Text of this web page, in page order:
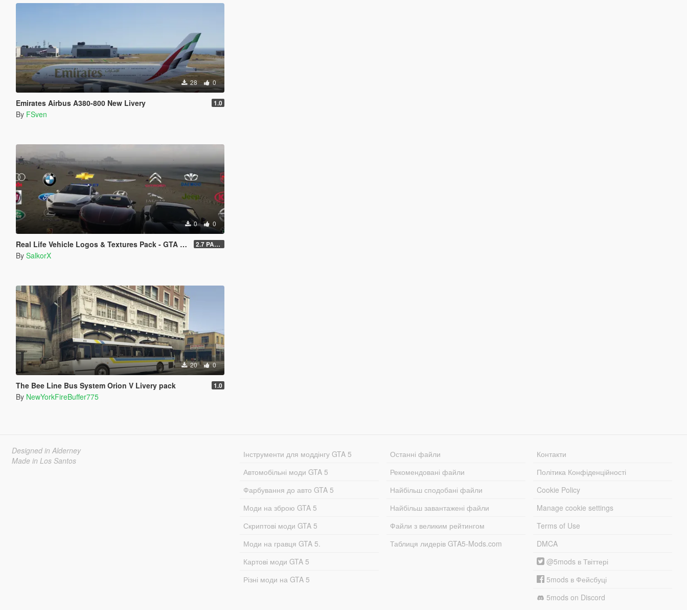
28 0
Emirates Airbus A380-800 New Livery 1.0
By FSven
0 0
Real Life Vehicle Logos & Textures Pack - GTA V Enhanced 2.7 PART 4
By SalkorX
20 0
The Bee Line Bus System Orion V Livery pack 1.0
By NewYorkFireBuffer775
Designed in Alderney
Made in Los Santos
Інструменти для моддінгу GTA 5
Автомобільні моди GTA 5
Фарбування до авто GTA 5
Моди на зброю GTA 5
Скриптові моди GTA 5
Моди на гравця GTA 5.
Картові моди GTA 5
Різні моди на GTA 5
Останні файли
Рекомендовані файли
Найбільш сподобані файли
Найбільш завантажені файли
Файли з великим рейтингом
Таблиця лидерів GTA5-Mods.com
Контакти
Політика Конфіденційності
Cookie Policy
Manage cookie settings
Terms of Use
DMCA
@5mods в Твіттері
5mods в Фейсбуці
5mods on Discord